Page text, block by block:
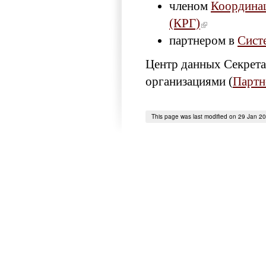
членом
(КРГ)
партнером в
Центр данных
организациями (
This page was last modified on 29 Jan